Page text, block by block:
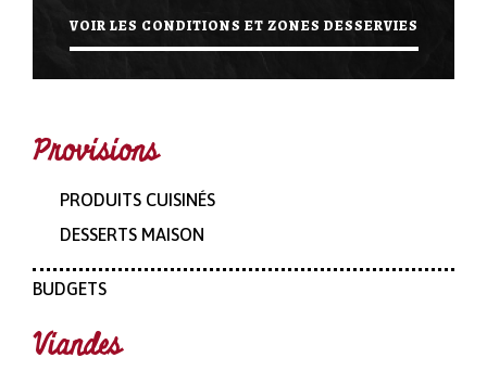
VOIR LES CONDITIONS ET ZONES DESSERVIES
Provisions
PRODUITS CUISINÉS
DESSERTS MAISON
BUDGETS
Viandes